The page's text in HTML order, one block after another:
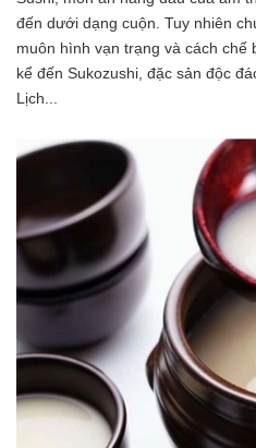
đến dưới dạng cuộn. Tuy nhiên
muôn hình vạn trạng và cách chế
kể đến Sukozushi, đặc sản độc
Lịch...